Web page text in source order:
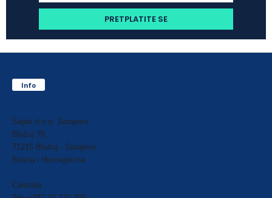
Info
Sejari d.o.o. Sarajevo
Blažuj 78,
71215 Blažuj - Sarajevo
Bosna i Hercegovina
Centrala: